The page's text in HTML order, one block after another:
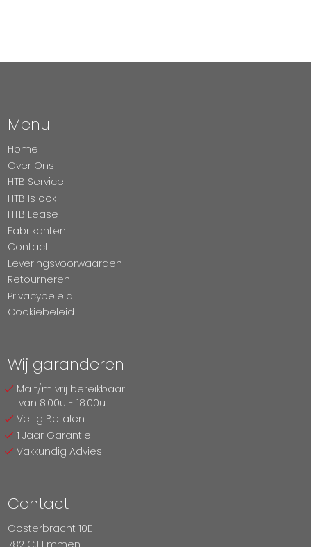
Menu
Home
Over Ons
HTB Service
HTB Is ook
HTB Lease
Fabrikanten
Contact
Leveringsvoorwaarden
Retourneren
Privacybeleid
Cookiebeleid
Wij garanderen
Ma t/m vrij bereikbaar
van 8:00u - 18:00u
Veilig Betalen
1 Jaar Garantie
Vakkundig Advies
Contact
Oosterbracht 10E
7821CJ Emmen